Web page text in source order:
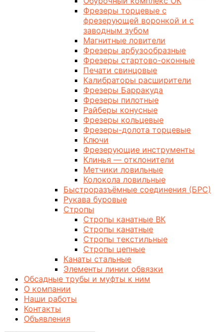
Фрезеры торцевые с
фрезерующей воронкой и с
заводным зубом
Магнитные ловители
Фрезеры арбузообразные
Фрезеры стартово-оконные
Печати свинцовые
Калибраторы расширители
Фрезеры Барракуда
Фрезеры пилотные
Райберы конусные
Фрезеры кольцевые
Фрезеры-долота торцевые
Ключи
Фрезерующие инструменты
Клинья — отклонители
Метчики ловильные
Колокола ловильные
Быстроразъёмные соединения (БРС)
Рукава буровые
Стропы
Стропы канатные ВК
Стропы канатные
Стропы текстильные
Стропы цепные
Канаты стальные
Элементы линии обвязки
Обсадные трубы и муфты к ним
О компании
Наши работы
Контакты
Объявления